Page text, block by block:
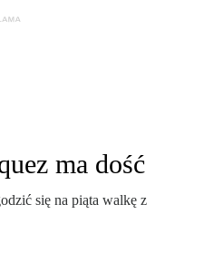
ma dość
się na piąta walkę z